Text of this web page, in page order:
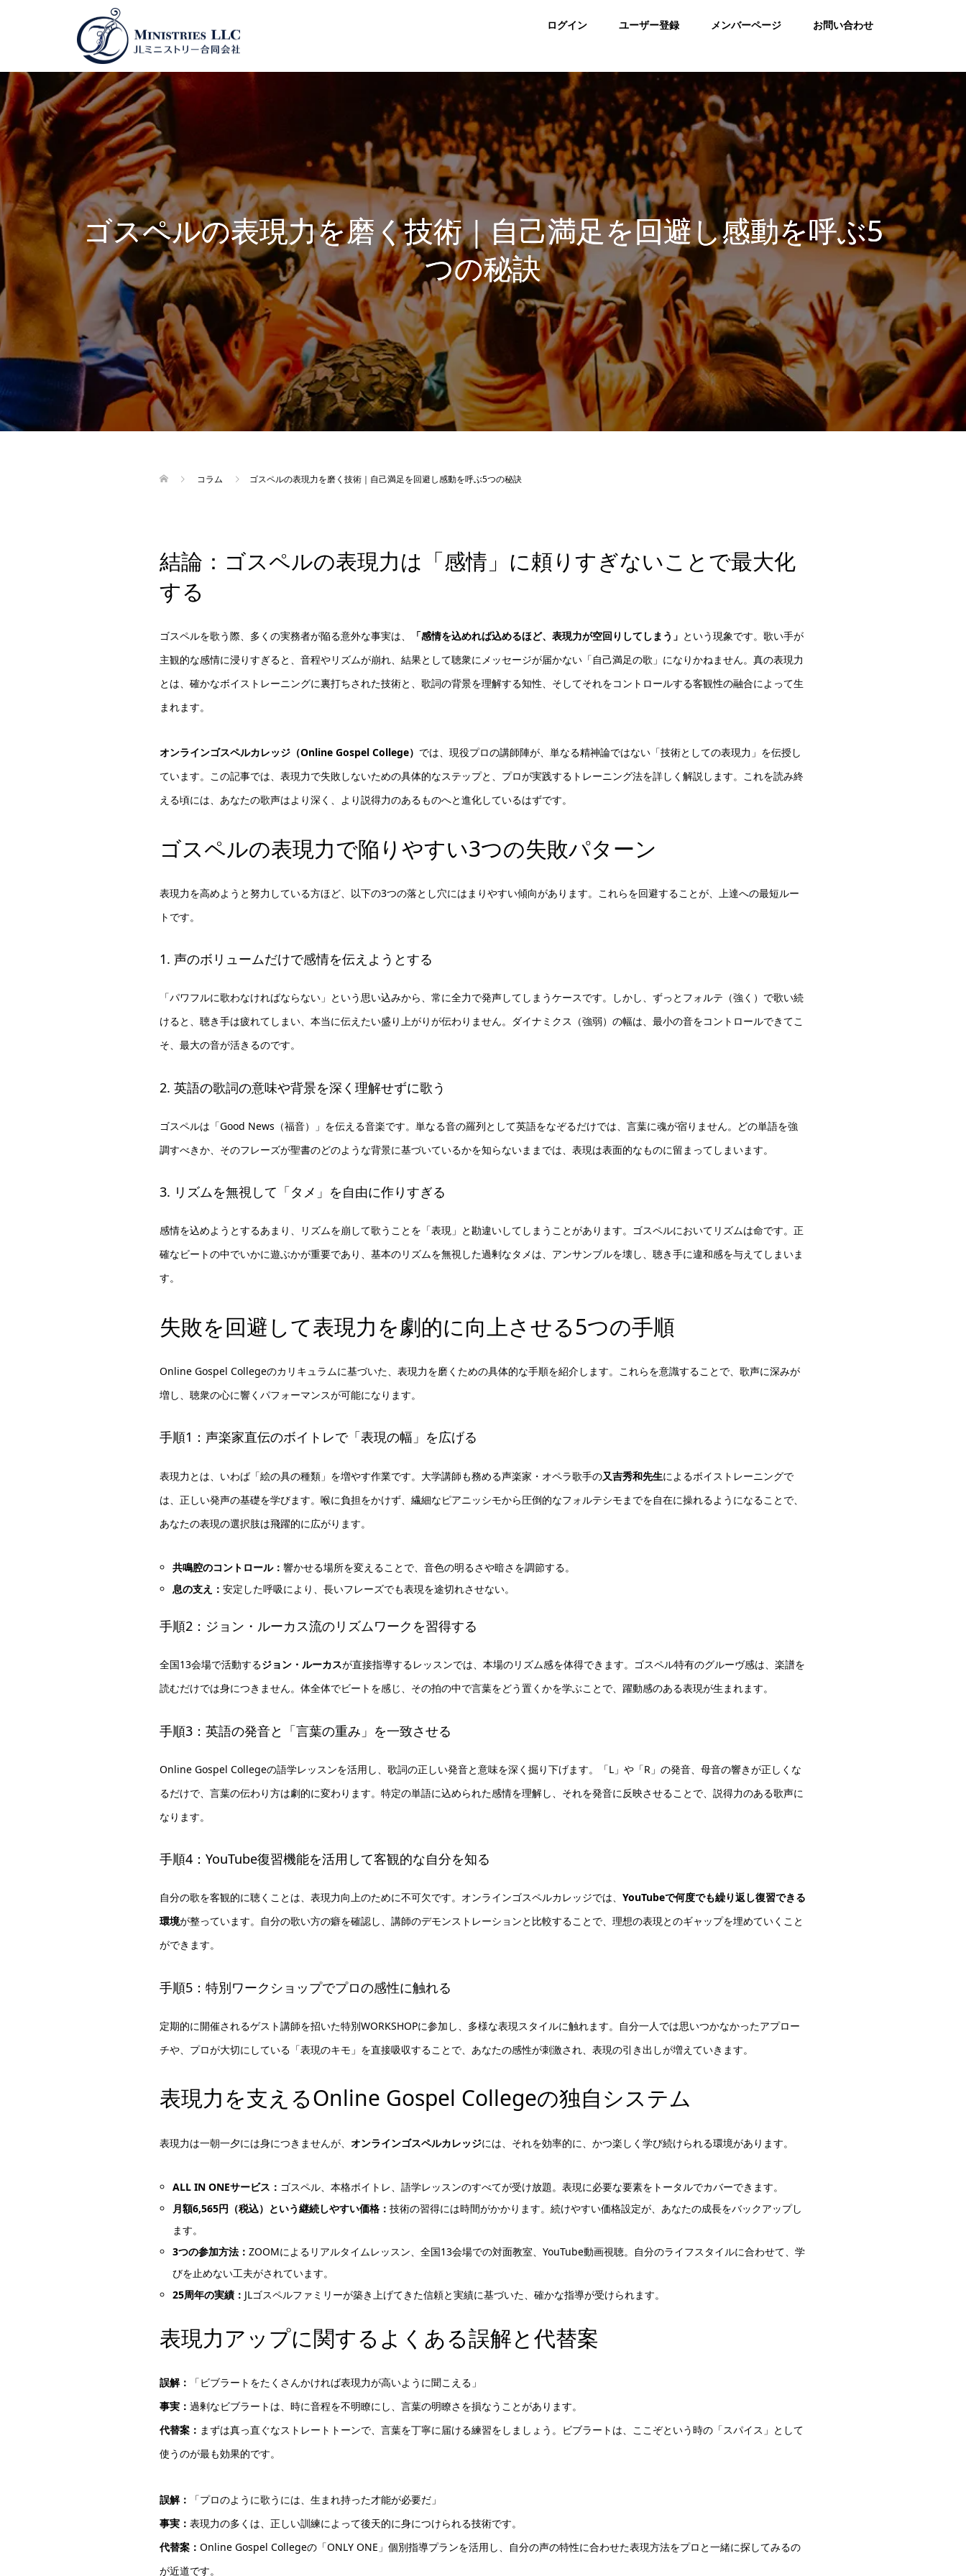
ログイン ユーザー登録 メンバーページ お問い合わせ
ゴスペルの表現力を磨く技術｜自己満足を回避し感動を呼ぶ5
つの秘訣
コラム ゴスペルの表現力を磨く技術｜自己満足を回避し感動を呼ぶ5つの秘訣
結論：ゴスペルの表現力は「感情」に頼りすぎないことで最大化
する
ゴスペルを歌う際、多くの実務者が陥る意外な事実は、 「感情を込めれば込めるほど、表現力が空回りしてしまう」 という現象です。歌い手が
主観的な感情に浸りすぎると、音程やリズムが崩れ、結果として聴衆にメッセージが届かない「自己満足の歌」になりかねません。真の表現力
とは、確かなボイストレーニングに裏打ちされた技術と、歌詞の背景を理解する知性、そしてそれをコントロールする客観性の融合によって生
まれます。
オンラインゴスペルカレッジ（Online Gospel College） では、現役プロの講師陣が、単なる精神論ではない「技術としての表現力」を伝授し
ています。この記事では、表現力で失敗しないための具体的なステップと、プロが実践するトレーニング法を詳しく解説します。これを読み終
える頃には、あなたの歌声はより深く、より説得力のあるものへと進化しているはずです。
ゴスペルの表現力で陥りやすい3つの失敗パターン
表現力を高めようと努力している方ほど、以下の3つの落とし穴にはまりやすい傾向があります。これらを回避することが、上達への最短ルー
トです。
1. 声のボリュームだけで感情を伝えようとする
「パワフルに歌わなければならない」という思い込みから、常に全力で発声してしまうケースです。しかし、ずっとフォルテ（強く）で歌い続
けると、聴き手は疲れてしまい、本当に伝えたい盛り上がりが伝わりません。ダイナミクス（強弱）の幅は、最小の音をコントロールできてこ
そ、最大の音が活きるのです。
2. 英語の歌詞の意味や背景を深く理解せずに歌う
ゴスペルは「Good News（福音）」を伝える音楽です。単なる音の羅列として英語をなぞるだけでは、言葉に魂が宿りません。どの単語を強
調すべきか、そのフレーズが聖書のどのような背景に基づいているかを知らないままでは、表現は表面的なものに留まってしまいます。
3. リズムを無視して「タメ」を自由に作りすぎる
感情を込めようとするあまり、リズムを崩して歌うことを「表現」と勘違いしてしまうことがあります。ゴスペルにおいてリズムは命です。正
確なビートの中でいかに遊ぶかが重要であり、基本のリズムを無視した過剰なタメは、アンサンブルを壊し、聴き手に違和感を与えてしまいま
す。
失敗を回避して表現力を劇的に向上させる5つの手順
Online Gospel Collegeのカリキュラムに基づいた、表現力を磨くための具体的な手順を紹介します。これらを意識することで、歌声に深みが
増し、聴衆の心に響くパフォーマンスが可能になります。
手順1：声楽家直伝のボイトレで「表現の幅」を広げる
表現力とは、いわば「絵の具の種類」を増やす作業です。大学講師も務める声楽家・オペラ歌手の又吉秀和先生によるボイストレーニングで
は、正しい発声の基礎を学びます。喉に負担をかけず、繊細なピアニッシモから圧倒的なフォルテシモまでを自在に操れるようになることで、
あなたの表現の選択肢は飛躍的に広がります。
共鳴腔のコントロール：響かせる場所を変えることで、音色の明るさや暗さを調節する。
息の支え：安定した呼吸により、長いフレーズでも表現を途切れさせない。
手順2：ジョン・ルーカス流のリズムワークを習得する
全国13会場で活動するジョン・ルーカスが直接指導するレッスンでは、本場のリズム感を体得できます。ゴスペル特有のグルーヴ感は、楽譜を
読むだけでは身につきません。体全体でビートを感じ、その拍の中で言葉をどう置くかを学ぶことで、躍動感のある表現が生まれます。
手順3：英語の発音と「言葉の重み」を一致させる
Online Gospel Collegeの語学レッスンを活用し、歌詞の正しい発音と意味を深く掘り下げます。「L」や「R」の発音、母音の響きが正しくな
るだけで、言葉の伝わり方は劇的に変わります。特定の単語に込められた感情を理解し、それを発音に反映させることで、説得力のある歌声に
なります。
手順4：YouTube復習機能を活用して客観的な自分を知る
自分の歌を客観的に聴くことは、表現力向上のために不可欠です。オンラインゴスペルカレッジでは、 YouTubeで何度でも繰り返し復習できる
環境が整っています。自分の歌い方の癖を確認し、講師のデモンストレーションと比較することで、理想の表現とのギャップを埋めていくこと
ができます。
手順5：特別ワークショップでプロの感性に触れる
定期的に開催されるゲスト講師を招いた特別WORKSHOPに参加し、多様な表現スタイルに触れます。自分一人では思いつかなかったアプロー
チや、プロが大切にしている「表現のキモ」を直接吸収することで、あなたの感性が刺激され、表現の引き出しが増えていきます。
表現力を支えるOnline Gospel Collegeの独自システム
表現力は一朝一夕には身につきませんが、 オンラインゴスペルカレッジには、それを効率的に、かつ楽しく学び続けられる環境があります。
ALL IN ONEサービス： ゴスペル、本格ボイトレ、語学レッスンのすべてが受け放題。表現に必要な要素をトータルでカバーできます。
月額6,565円（税込）という継続しやすい価格：技術の習得には時間がかかります。続けやすい価格設定が、あなたの成長をバックアップし
ます。
3つの参加方法：ZOOMによるリアルタイムレッスン、全国13会場での対面教室、YouTube動画視聴。自分のライフスタイルに合わせて、学
びを止めない工夫がされています。
25周年の実績： JLゴスペルファミリーが築き上げてきた信頼と実績に基づいた、確かな指導が受けられます。
表現力アップに関するよくある誤解と代替案
誤解：
「ビブラートをたくさんかければ表現力が高いように聞こえる」
事実： 過剰なビブラートは、時に音程を不明瞭にし、言葉の明瞭さを損なうことがあります。
代替案： まずは真っ直ぐなストレートトーンで、言葉を丁寧に届ける練習をしましょう。ビブラートは、ここぞという時の「スパイス」として
使うのが最も効果的です。
誤解：
「プロのように歌うには、生まれ持った才能が必要だ」
事実： 表現力の多くは、正しい訓練によって後天的に身につけられる技術です。
代替案： Online Gospel Collegeの「ONLY ONE」個別指導プランを活用し、自分の声の特性に合わせた表現方法をプロと一緒に探してみるの
が近道です。